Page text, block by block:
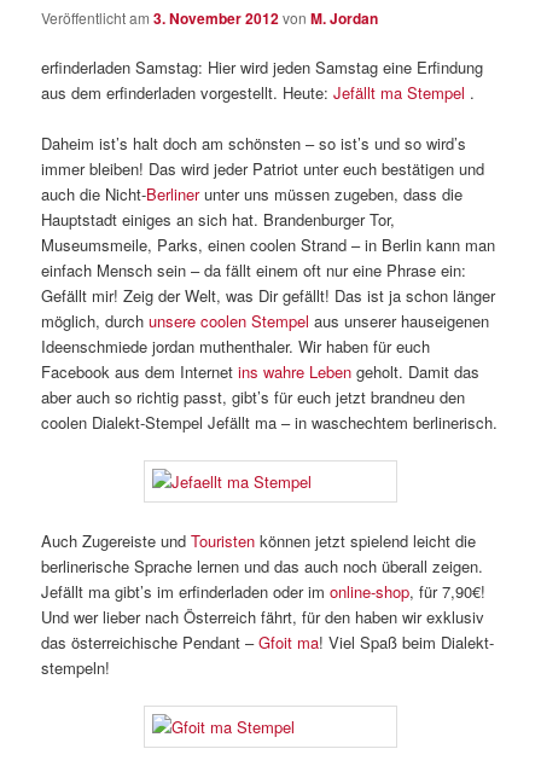
Veröffentlicht am3. November 2012vonM. Jordan
erfinderladen Samstag: Hier wird jeden Samstag eine Erfindung
aus dem erfinderladen vorgestellt. Heute:Jefällt ma Stempel .
Daheim ist’s halt doch am schönsten – so ist’s und so wird’s
immer bleiben! Das wird jeder Patriot unter euch bestätigen und
auch die Nicht-Berlinerunter uns müssen zugeben, dass die
Hauptstadt einiges an sich hat. Brandenburger Tor,
Museumsmeile, Parks, einen coolen Strand – in Berlin kann man
einfach Mensch sein – da fällt einem oft nur eine Phrase ein:
Gefällt mir! Zeig der Welt, was Dir gefällt! Das ist ja schon länger
möglich, durchunsere coolen Stempel aus unserer hauseigenen
Ideenschmiede jordan muthenthaler. Wir haben für euch
Facebook aus dem Internetins wahre Leben geholt. Damit das
aber auch so richtig passt, gibt’s für euch jetzt brandneu den
coolen Dialekt-Stempel Jefällt ma – in waschechtem berlinerisch.
Auch Zugereiste undTouristen können jetzt spielend leicht die
berlinerische Sprache lernen und das auch noch überall zeigen.
Jefällt ma gibt’s im erfinderladen oder imonline-shop, für 7,90€!
Und wer lieber nach Österreich fährt, für den haben wir exklusiv
das österreichische Pendant –Gfoit ma! Viel Spaß beim Dialekt-
stempeln!